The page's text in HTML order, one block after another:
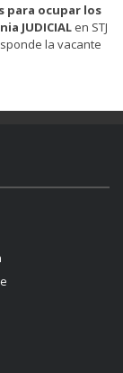
para ocupar los
JUDICIAL en STJ
la vacante